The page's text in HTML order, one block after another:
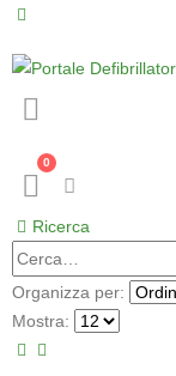
0
Ricerca
Organizza per:
Mostra: